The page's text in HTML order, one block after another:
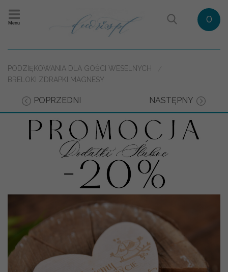
Menu 0
PODZIĘKOWANIA DLA GOŚCI WESELNYCH
BRELOKI ZDRAPKI MAGNESY
POPRZEDNI NASTĘPNY